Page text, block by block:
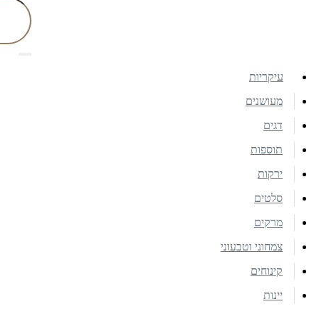
עיקריות
מעושנים
דגים
תוספות
ירקות
סלטים
מרקים
צמחוני וטבעוני
קינוחים
יינות